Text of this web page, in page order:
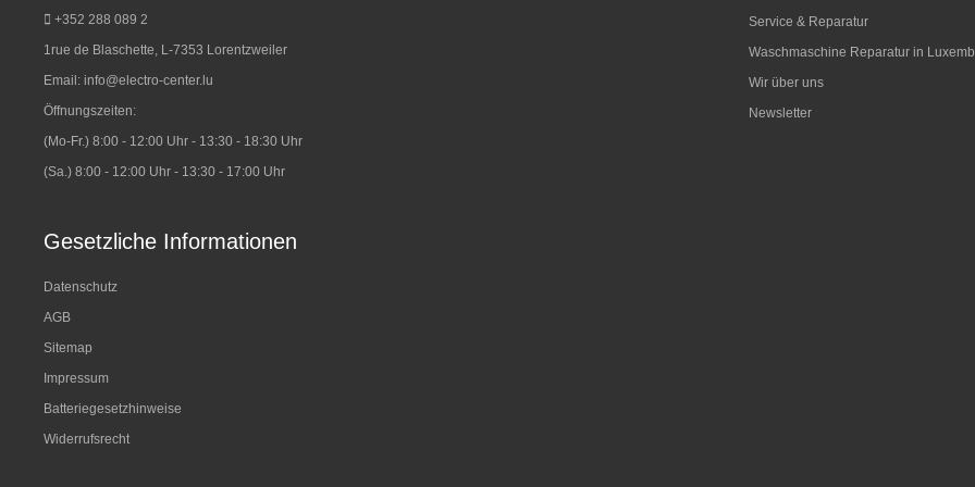
+352 288 089 2
1rue de Blaschette, L-7353 Lorentzweiler
Email: info@electro-center.lu
Öffnungszeiten:
(Mo-Fr.) 8:00 - 12:00 Uhr - 13:30 - 18:30 Uhr
(Sa.) 8:00 - 12:00 Uhr - 13:30 - 17:00 Uhr
Service & Reparatur
Waschmaschine Reparatur in
Wir über uns
Newsletter
Gesetzliche Informationen
Datenschutz
AGB
Sitemap
Impressum
Batteriegesetzhinweise
Widerrufsrecht